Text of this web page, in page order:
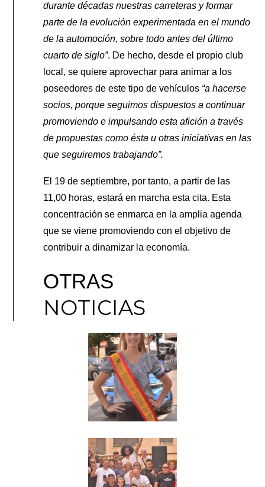
durante décadas nuestras carreteras y formar
parte de la evolución experimentada en el mundo
de la automoción, sobre todo antes del último
cuarto de siglo”. De hecho, desde el propio club
local, se quiere aprovechar para animar a los
poseedores de este tipo de vehículos “a hacerse
socios, porque seguimos dispuestos a continuar
promoviendo e impulsando esta afición a través
de propuestas como ésta u otras iniciativas en las
que seguiremos trabajando”.
El 19 de septiembre, por tanto, a partir de las
11,00 horas, estará en marcha esta cita. Esta
concentración se enmarca en la amplia agenda
que se viene promoviendo con el objetivo de
contribuir a dinamizar la economía.
OTRAS
NOTICIAS